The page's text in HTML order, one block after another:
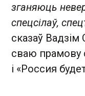
зганяюць
спецсілаў,
сказаў
сваю прамову
і «Россия